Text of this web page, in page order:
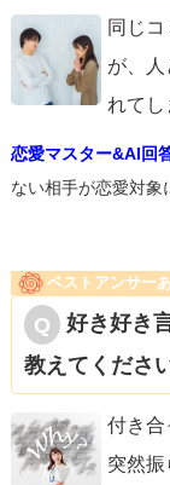
同じ
が、
れてし
恋愛マスター&AI回
ない相手が恋愛対象
ベストアンサー
好き好き
教えてくださ
付き合
突然